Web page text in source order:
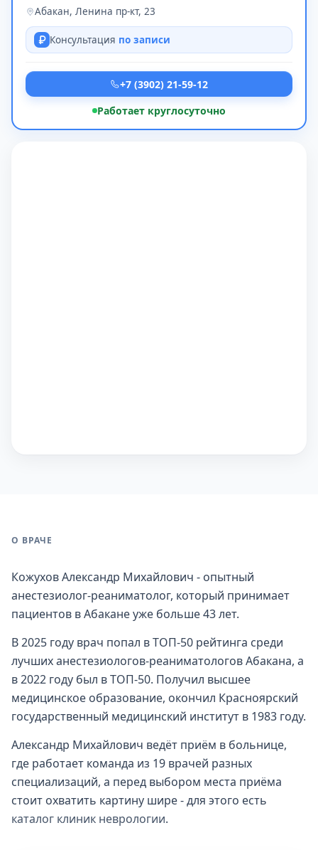
Абакан, Ленина пр-кт, 23
Консультация по записи
+7 (3902) 21-59-12
Работает круглосуточно
О ВРАЧЕ
Кожухов Александр Михайлович - опытный
анестезиолог-реаниматолог, который принимает
пациентов в Абакане уже больше 43 лет.
В 2025 году врач попал в ТОП-50 рейтинга среди
лучших анестезиологов-реаниматологов Абакана, а
в 2022 году был в ТОП-50. Получил высшее
медицинское образование, окончил Красноярский
государственный медицинский институт в 1983 году.
Александр Михайлович ведёт приём в больнице,
где работает команда из 19 врачей разных
специализаций, а перед выбором места приёма
стоит охватить картину шире - для этого есть
каталог клиник неврологии.